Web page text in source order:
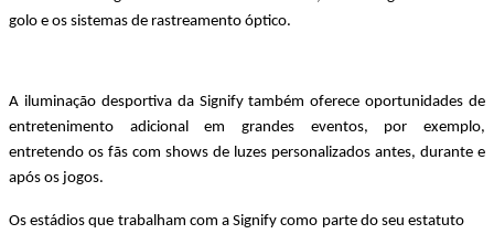
golo e os sistemas de rastreamento óptico.
A iluminação desportiva da Signify também oferece oportunidades de
entretenimento adicional em grandes eventos, por exemplo,
entretendo os fãs com shows de luzes personalizados antes, durante e
após os jogos.
Os estádios que trabalham com a Signify como parte do seu estatuto